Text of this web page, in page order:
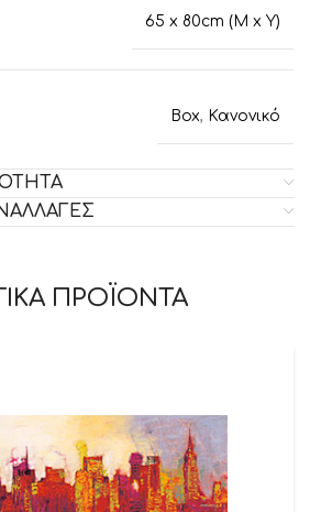
65 x 80cm (M x Y)
Box, Κανονικό
ΠΡΟΪΟΝΤΑ